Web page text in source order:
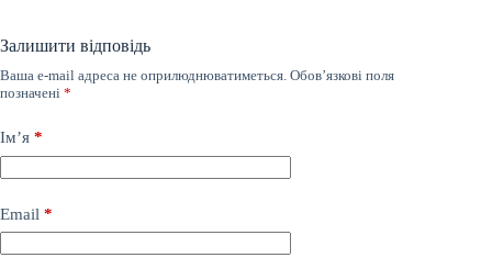
Залишити відповідь
Ваша e-mail адреса не оприлюднюватиметься. Обов’язкові поля
позначені *
Ім’я *
Email *